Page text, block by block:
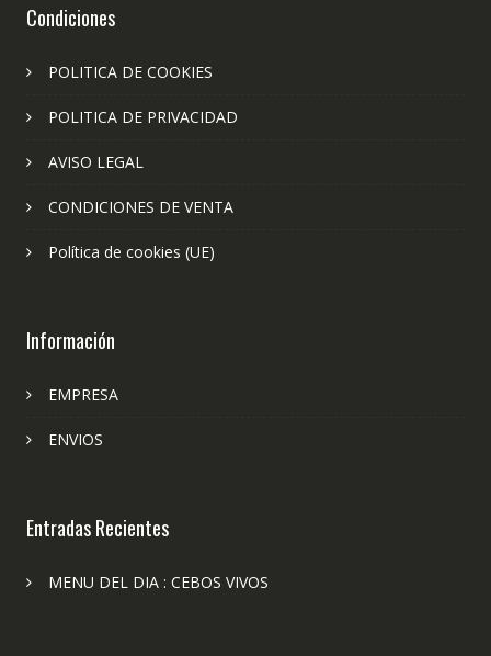
Condiciones
POLITICA DE COOKIES
POLITICA DE PRIVACIDAD
AVISO LEGAL
CONDICIONES DE VENTA
Política de cookies (UE)
Información
EMPRESA
ENVIOS
Entradas Recientes
MENU DEL DIA : CEBOS VIVOS